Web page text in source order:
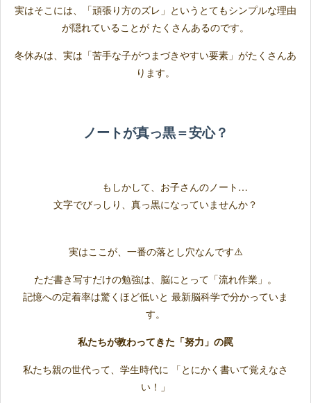
実はそこには、「頑張り方のズレ」というとてもシンプルな理由
が隠れていることが たくさんあるのです。
冬休みは、実は「苦手な子がつまづきやすい要素」がたくさんあ
ります。
ノートが真っ黒＝安心？
もしかして、お子さんのノート…
文字でびっしり、真っ黒になっていませんか？
実はここが、一番の落とし穴なんです⚠️
ただ書き写すだけの勉強は、脳にとって「流れ作業」。
記憶への定着率は驚くほど低いと 最新脳科学で分かっていま
す。
私たちが教わってきた「努力」の罠
私たち親の世代って、学生時代に 「とにかく書いて覚えなさ
い！」